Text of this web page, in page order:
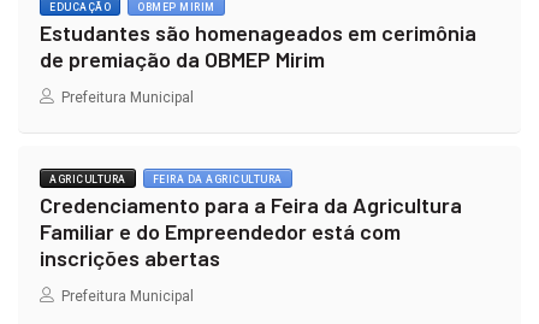
EDUCAÇÃO OBMEP MIRIM
Estudantes são homenageados em cerimônia
de premiação da OBMEP Mirim
Prefeitura Municipal
AGRICULTURA FEIRA DA AGRICULTURA
Credenciamento para a Feira da Agricultura
Familiar e do Empreendedor está com
inscrições abertas
Prefeitura Municipal